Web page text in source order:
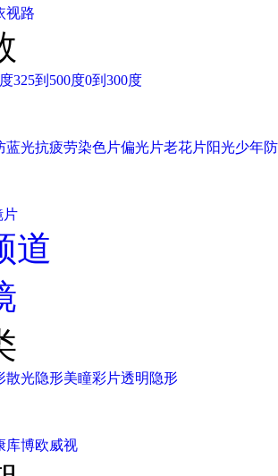
视路
325到500度0到300度
蓝光抗疲劳染色片偏光片老花片阳光少年
片
道
散光隐形美瞳彩片透明隐形
库博欧威视